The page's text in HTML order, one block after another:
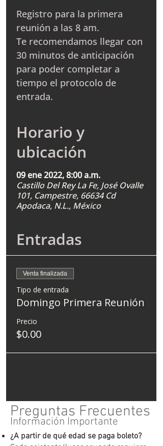
Registro para la primera
reunión a las 8 am.
Te recomendamos llegar con
30 minutos de anticipación
para poder completar a
tiempo el protocolo de
entrada.
Horario y
ubicación
09 ene 2022, 8:00 a.m.
Castillo Del Rey La Fe, José Ovalle
101, Campestre, 66634 Cd
Apodaca, N.L., México
Entradas
Venta finalizada
Tipo de entrada
Domingo Primera Reunión
Precio
$0.00
Preguntas Frecuentes
Información Importante
¿A partir de qué edad se paga boleto?